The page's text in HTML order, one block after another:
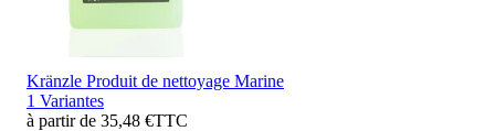
Kränzle Produit de nettoyage Marine
1 Variantes
à partir de 35,48 €TTC